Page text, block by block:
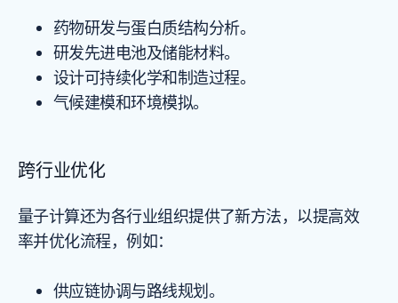
药物研发与蛋白质结构分析。
研发先进电池及储能材料。
设计可持续化学和制造过程。
气候建模和环境模拟。
跨行业优化
量子计算还为各行业组织提供了新方法，以提高效
率并优化流程，例如：
供应链协调与路线规划。